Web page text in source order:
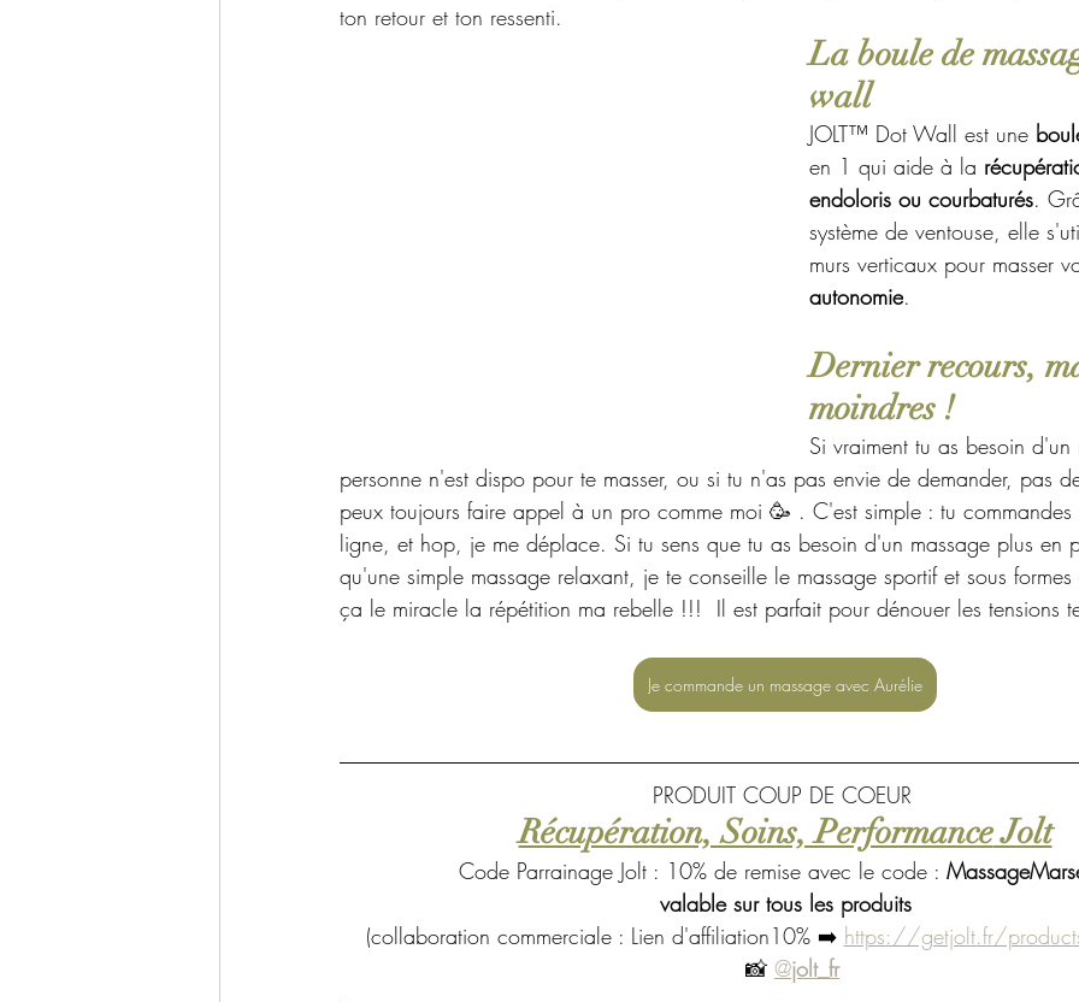
ton retour et ton ressenti.
La boule de
wall
JOLT™ Dot Wall est une
en 1 qui aide à la
endoloris ou courbaturés.
système de ventouse, elle
murs verticaux pour masser
autonomie.
Dernier recours,
moindres !
Si vraiment tu as besoin d'un
personne n'est dispo pour te masser, ou si tu n'as pas envie de demander, pas
peux toujours faire appel à un pro comme moi 🥳 . C'est simple : tu commandes
ligne, et hop, je me déplace. Si tu sens que tu as besoin d'un massage plus en
qu'une simple massage relaxant, je te conseille le massage sportif et sous
ça le miracle la répétition ma rebelle !!!  Il est parfait pour dénouer les tensions
Je commande un massage avec Aurélie
PRODUIT COUP DE COEUR
Récupération, Soins, Performance Jolt
Code Parrainage Jolt : 10% de remise avec le code :
valable sur tous les produits
(collaboration commerciale : Lien d'affiliation10% ➡️ https://getjolt.fr/
📸 @jolt_fr